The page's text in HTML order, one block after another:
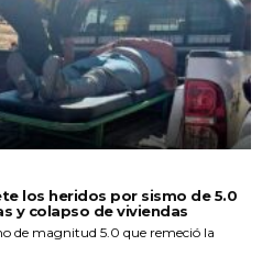
los heridos por sismo de 5.0
y colapso de viviendas
de magnitud 5.0 que remeció la